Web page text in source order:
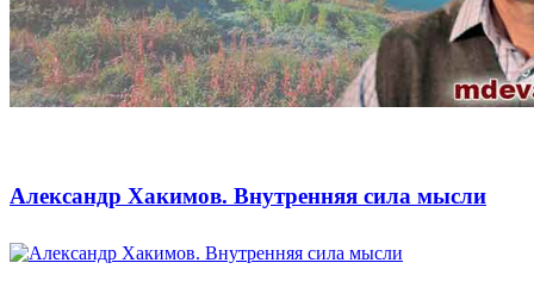
Александр Хакимов. Внутренняя сила мысли